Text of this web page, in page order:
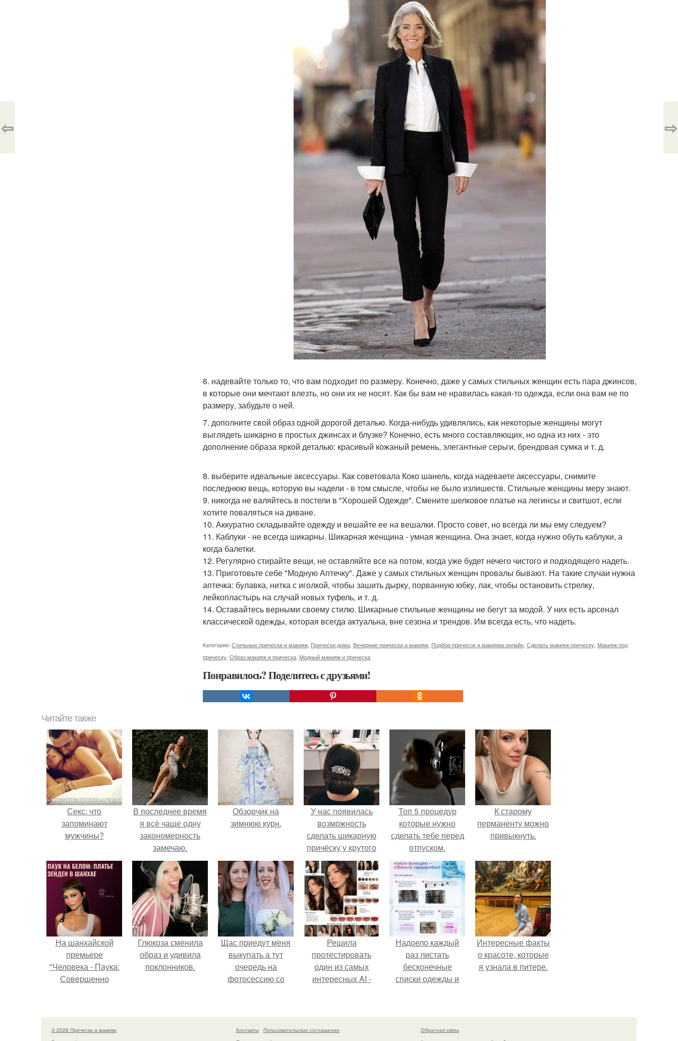
6. надевайте только то, что вам подходит по размеру. Конечно, даже у самых стильных женщин есть пара джинсов,
в которые они мечтают влезть, но они их не носят. Как бы вам не нравилась какая-то одежда, если она вам не по
размеру, забудьте о ней.
7. дополните свой образ одной дорогой деталью. Когда-нибудь удивлялись, как некоторые женщины могут
выглядеть шикарно в простых джинсах и блузке? Конечно, есть много составляющих, но одна из них - это
дополнение образа яркой деталью: красивый кожаный ремень, элегантные серьги, брендовая сумка и т. д.
8. выберите идеальные аксессуары. Как советовала Коко шанель, когда надеваете аксессуары, снимите
последнюю вещь, которую вы надели - в том смысле, чтобы не было излишеств. Стильные женщины меру знают.
9. никогда не валяйтесь в постели в "Хорошей Одежде". Смените шелковое платье на легинсы и свитшот, если
хотите поваляться на диване.
10. Аккуратно складывайте одежду и вешайте ее на вешалки. Просто совет, но всегда ли мы ему следуем?
11. Каблуки - не всегда шикарны. Шикарная женщина - умная женщина. Она знает, когда нужно обуть каблуки, а
когда балетки.
12. Регулярно стирайте вещи, не оставляйте все на потом, когда уже будет нечего чистого и подходящего надеть.
13. Приготовьте себе "Модную Аптечку". Даже у самых стильных женщин провалы бывают. На такие случаи нужна
аптечка: булавка, нитка с иголкой, чтобы зашить дырку, порванную юбку, лак, чтобы остановить стрелку,
лейкопластырь на случай новых туфель, и т. д.
14. Оставайтесь верными своему стилю. Шикарные стильные женщины не бегут за модой. У них есть арсенал
классической одежды, которая всегда актуальна, вне сезона и трендов. Им всегда есть, что надеть.
Категории: Стильные прически и макияж Прически дома Вечерние прически и макияж Подбор причесок и макияжа онлайн Сделать макияж прическу Макияж под
прическу Образ макияж и прическа Модный макияж и прическа
Понравилось? Поделитесь с друзьями!
⇦ ⇨
Читайте также
Секс: что
запоминают
мужчины?
В последнее время
я всё чаще одну
закономерность
замечаю.
Обзорчик на
зимнюю курн.
У нас появилась
возможность
сделать шикарную
причёску у крутого
стилиста Дианы?
Топ 5 процедур
которые нужно
сделать тебе перед
отпуском.
К старому
перманенту можно
привыкнуть.
На шанхайской
премьере
"Человека - Паука:
Совершенно
просто очередной
наряд, а настоящий
Глюкоза сменила
образ и удивила
поклонников.
Щас приедут меня
выкупать а тут
очередь на
фотосессию со
Решила
протестировать
один из самых
интересных AI -
Надоело каждый
раз листать
бесконечные
списки одежды и
кусочкам?
Интересные факты
о красоте, которые
я узнала в питере.
© 2026 Прическа и макияж Контакты
Пользовательское соглашение
Обратная связь